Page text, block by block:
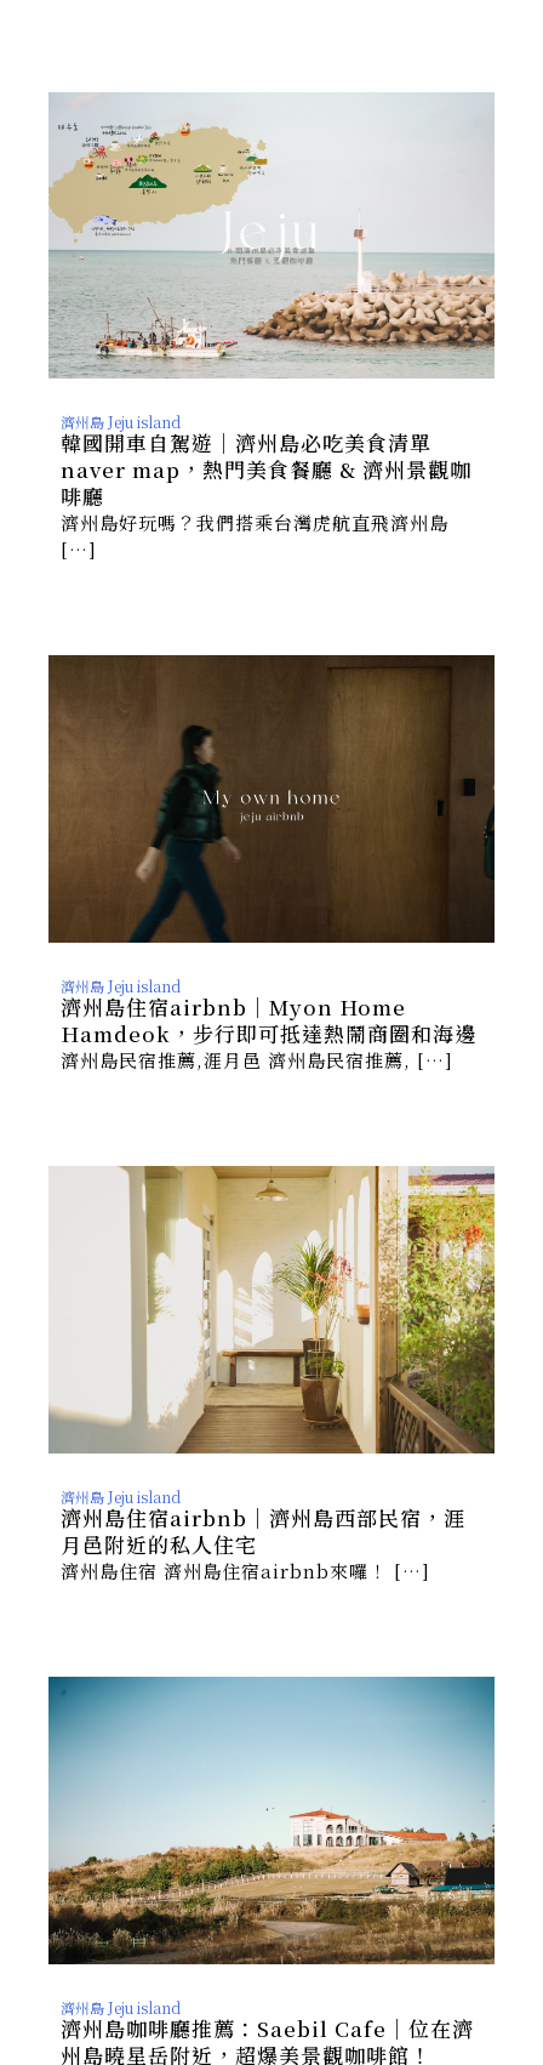
濟州島 Jeju island
韓國開車自駕遊｜濟州島必吃美食清單
naver map，熱門美食餐廳 & 濟州景觀咖
啡廳
濟州島好玩嗎？我們搭乘台灣虎航直飛濟州島
[…]
濟州島 Jeju island
濟州島住宿airbnb｜Myon Home
Hamdeok，步行即可抵達熱鬧商圈和海邊
濟州島民宿推薦,涯月邑 濟州島民宿推薦, […]
濟州島 Jeju island
濟州島住宿airbnb｜濟州島西部民宿，涯
月邑附近的私人住宅
濟州島住宿 濟州島住宿airbnb來囉！ […]
濟州島 Jeju island
濟州島咖啡廳推薦：Saebil Cafe｜位在濟
州島曉星岳附近，超爆美景觀咖啡館！